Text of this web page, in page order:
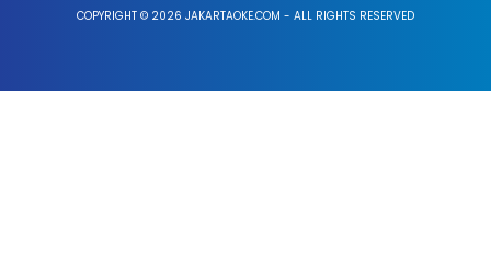
COPYRIGHT © 2026 JAKARTAOKE.COM - ALL RIGHTS RESERVED